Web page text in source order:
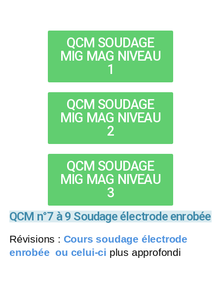
QCM SOUDAGE
MIG MAG NIVEAU
1
QCM SOUDAGE
MIG MAG NIVEAU
2
QCM SOUDAGE
MIG MAG NIVEAU
3
QCM n°7 à 9 Soudage électrode enrobée
Révisions : Cours soudage électrode
enrobée ou celui-ci plus approfondi